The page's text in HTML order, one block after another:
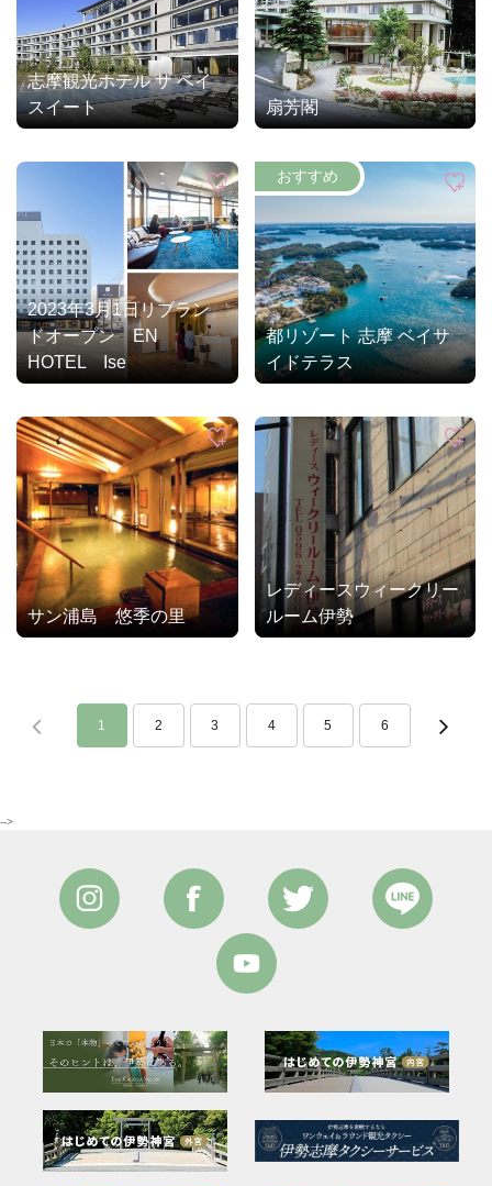
志摩観光ホテル ザ ベイ
スイート
扇芳閣
2023年3月1日リブラン
ドオープン EN
HOTEL Ise
都リゾート 志摩 ベイサ
イドテラス
サン浦島 悠季の里
レディースウィークリー
ルーム伊勢
1 2 3 4 5 6
-->